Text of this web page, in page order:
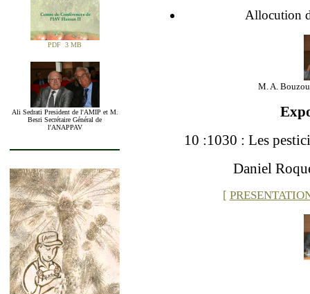
PDF 3 MB
Ali Sedrati President de l'AMIP et M.
Besri Secrétaire Général de
l'ANAPPAV
Allocution
M. A.
10 :1030 : Les
Daniel
[